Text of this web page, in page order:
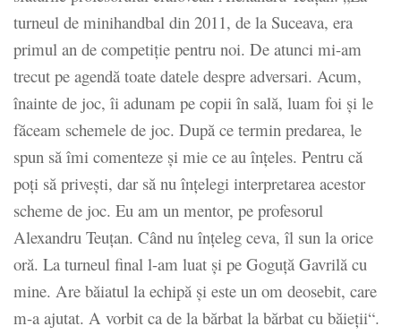
turneul de minihandbal din 2011, de la Suceava, era
primul an de competiție pentru noi. De atunci mi-am
trecut pe agendă toate datele despre adversari. Acum,
înainte de joc, îi adunam pe copii în sală, luam foi și le
făceam schemele de joc. După ce termin predarea, le
spun să îmi comenteze și mie ce au înțeles. Pentru că
poți să privești, dar să nu înțelegi interpretarea acestor
scheme de joc. Eu am un mentor, pe profesorul
Alexandru Teuțan. Când nu înțeleg ceva, îl sun la orice
oră. La turneul final l-am luat și pe Goguță Gavrilă cu
mine. Are băiatul la echipă și este un om deosebit, care
m-a ajutat. A vorbit ca de la bărbat la bărbat cu băieții“.